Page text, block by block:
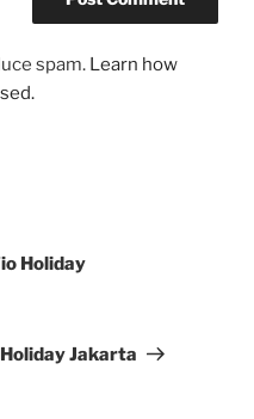
spam. Learn how
Holiday
Jakarta